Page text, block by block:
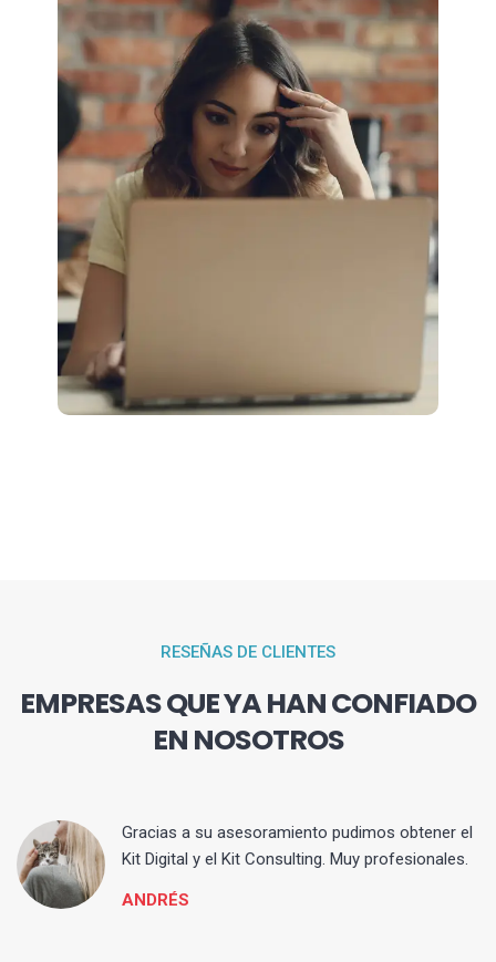
RESEÑAS DE CLIENTES
EMPRESAS QUE YA HAN CONFIADO
EN NOSOTROS
Gracias a su asesoramiento pudimos obtener el
Kit Digital y el Kit Consulting. Muy profesionales.
ANDRÉS